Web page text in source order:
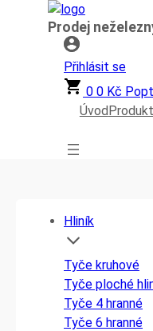
Přeskočit
Prodej
Přihlásit se
0 0 Kč
Úvod
Hliník
Tyče kruhové
Tyče ploché
Tyče 4 hranné
Tyče 6 hranné